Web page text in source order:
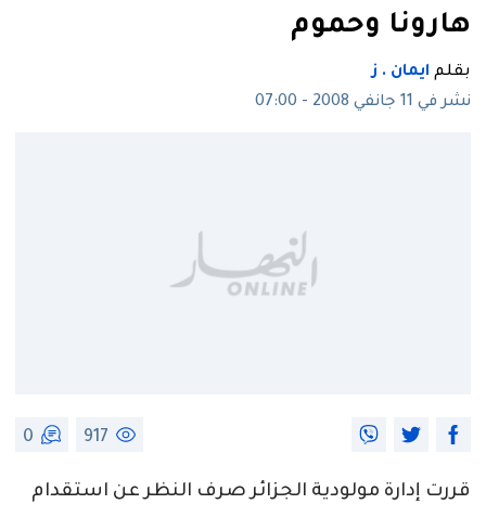
هارونا وحموم
بقلم ايمان . ز
نشر في 11 جانفي 2008 - 07:00
917
0
قررت إدارة مولودية الجزائر صرف النظر عن استقدام